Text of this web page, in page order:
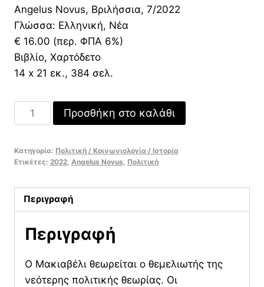
11,20 €.
Angelus Novus, Βριλήσσια, 7/2022
Γλώσσα: Ελληνική, Νέα
€ 16.00 (περ. ΦΠΑ 6%)
Βιβλίο, Χαρτόδετο
14 x 21 εκ., 384 σελ.
Μακιαβέλι
τον
ποσότητα
Προσθήκη στο καλάθι
Κατηγορία: Πολιτική / Κοινωνιολογία / Ιστορία
Ετικέτες: 2022 Angelus Novus Πολιτική
Περιγραφή
Περιγραφή
Ο Μακιαβέλι θεωρείται ο θεμελιωτής της
νεότερης πολιτικής θεωρίας. Οι